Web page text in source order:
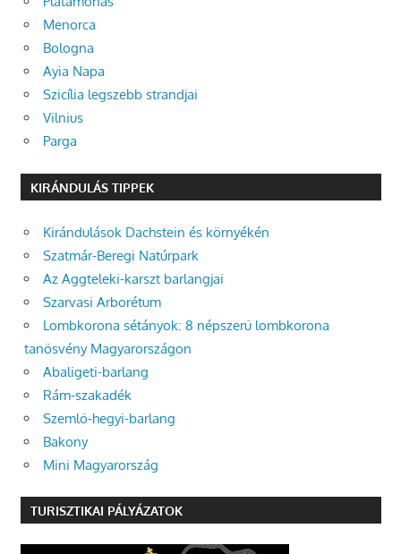
Menorca
Bologna
Ayia Napa
Szicília legszebb strandjai
Vilnius
Parga
KIRÁNDULÁS TIPPEK
Kirándulások Dachstein és környékén
Szatmár-Beregi Natúrpark
Az Aggteleki-karszt barlangjai
Szarvasi Arborétum
Lombkorona sétányok: 8 népszerű lombkorona
tanösvény Magyarországon
Abaligeti-barlang
Rám-szakadék
Szemlő-hegyi-barlang
Bakony
Mini Magyarország
TURISZTIKAI PÁLYÁZATOK